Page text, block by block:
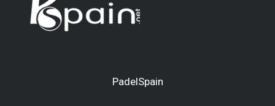
PadelSpain